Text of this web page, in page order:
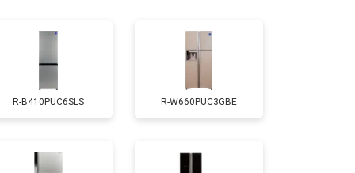
1700 ₽ Заказать
2550 ₽ Заказать
R-B410PUC6SLS R-W660PUC3GBE